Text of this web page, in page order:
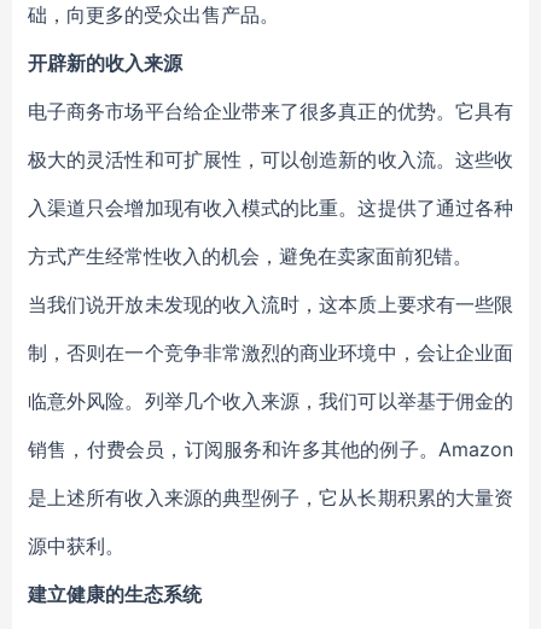
础，向更多的受众出售产品。
开辟新的收入来源
电子商务市场平台给企业带来了很多真正的优势。它具有
极大的灵活性和可扩展性，可以创造新的收入流。这些收
入渠道只会增加现有收入模式的比重。这提供了通过各种
方式产生经常性收入的机会，避免在卖家面前犯错。
当我们说开放未发现的收入流时，这本质上要求有一些限
制，否则在一个竞争非常激烈的商业环境中，会让企业面
临意外风险。列举几个收入来源，我们可以举基于佣金的
销售，付费会员，订阅服务和许多其他的例子。Amazon
是上述所有收入来源的典型例子，它从长期积累的大量资
源中获利。
建立健康的生态系统